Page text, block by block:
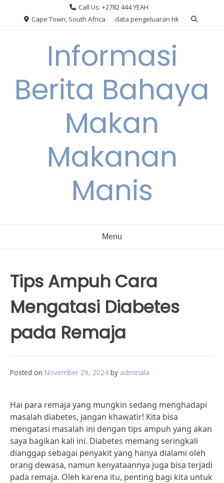
Call Us: +2782 444 YEAH
Cape Town, South Africa
data pengeluaran hk
Informasi
Berita Bahaya
Makan
Makanan
Manis
Menu
Tips Ampuh Cara
Mengatasi Diabetes
pada Remaja
Posted on November 29, 2024 by adminala
Hai para remaja yang mungkin sedang menghadapi
masalah diabetes, jangan khawatir! Kita bisa
mengatasi masalah ini dengan tips ampuh yang akan
saya bagikan kali ini. Diabetes memang seringkali
dianggap sebagai penyakit yang hanya dialami oleh
orang dewasa, namun kenyataannya juga bisa terjadi
pada remaja. Oleh karena itu, penting bagi kita untuk